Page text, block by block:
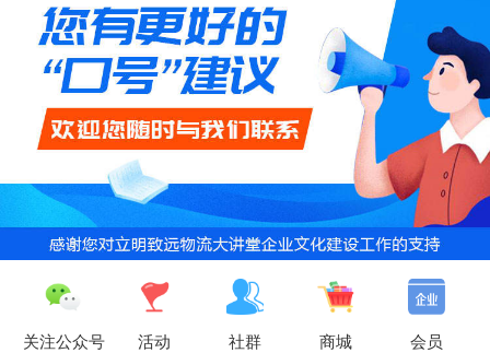
关注公众号 活动 社群 商城 会员